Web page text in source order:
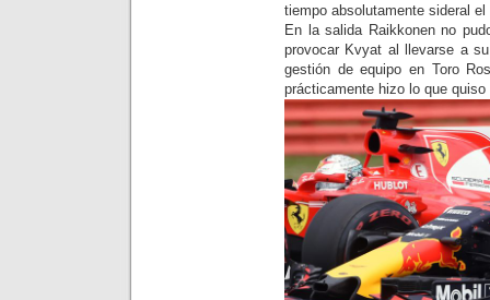
tiempo absolutamente sideral
En la salida Raikkonen no
provocar Kvyat al llevarse a
gestión de equipo en Toro
prácticamente hizo lo que quiso